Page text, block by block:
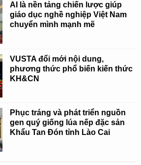
AI là nền tảng chiến lược giúp
giáo dục nghề nghiệp Việt Nam
chuyển mình mạnh mẽ
VUSTA đổi mới nội dung,
phương thức phổ biến kiến thức
KH&CN
Phục tráng và phát triển nguồn
gen quý giống lúa nếp đặc sản
Khẩu Tan Đón tỉnh Lào Cai